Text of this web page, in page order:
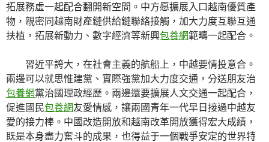
拓展務虛一起配合翻開新空間。中方愿擴展入口越南優質產
物，親密同越南財產鏈供給鏈聯絡接觸，加大力度互聯互通
扶植，拓展新動力、數字經濟等新興包養網範疇一起配合。
習近平誇大，在社會主義的航船上，中越要情投意合。
兩邊可以就思惟建黨、實際強黨加大力度交通，分送朋友治
包養網黨治國理政經歷。兩邊還要擴展人文交通一起配合，
促進國民包養網友愛情感，讓兩國青年一代早日接過中越友
愛的接力棒。中國改造開放和越南改革開放獲得宏大成績，
既是本身盡力奮斗的成果，也得益于一個戰爭安定的世界特